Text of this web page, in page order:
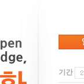
기간